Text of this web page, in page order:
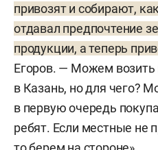
• Зеленодольский завод
Это бывший завод
им. Серго. Куплен в
«Ростех» в
за 30 млн рублей.
года и обошлась в 160
с производства
привозят и собирают,
отдавал предпочтение
продукции, а теперь
Егоров. — Можем
в Казань, но для чего?
в первую очередь
ребят. Если местные не